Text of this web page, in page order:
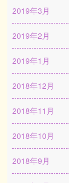
2019年3月
2019年2月
2019年1月
2018年12月
2018年11月
2018年10月
2018年9月